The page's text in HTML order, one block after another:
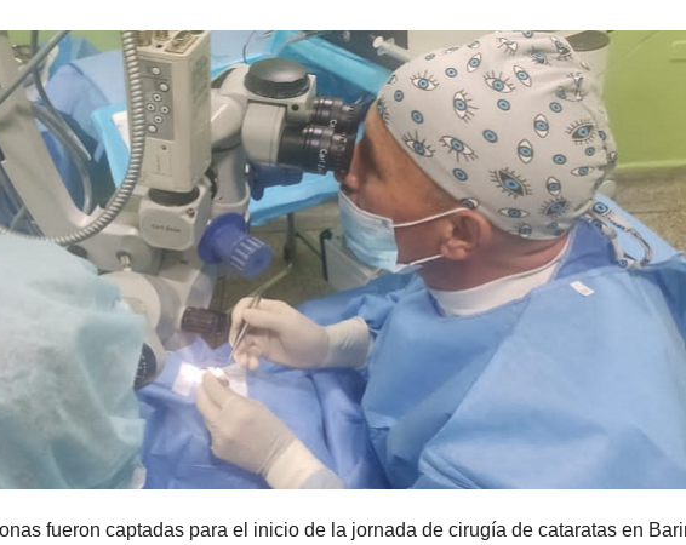
fueron captadas para el inicio de la jornada de cirugía de cataratas en